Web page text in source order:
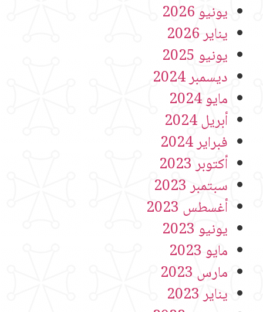
يونيو 2026
يناير 2026
يونيو 2025
ديسمبر 2024
مايو 2024
أبريل 2024
فبراير 2024
أكتوبر 2023
سبتمبر 2023
أغسطس 2023
يونيو 2023
مايو 2023
مارس 2023
يناير 2023